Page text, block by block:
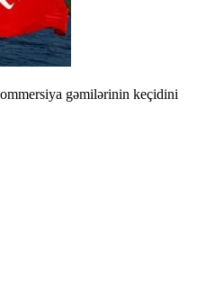
gəmilərinin keçidini